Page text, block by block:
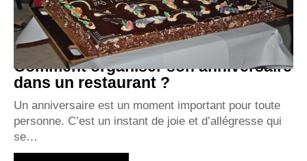
Comment organiser son anniversaire
dans un restaurant ?
Un anniversaire est un moment important pour toute
personne. C’est un instant de joie et d’allégresse qui
se…